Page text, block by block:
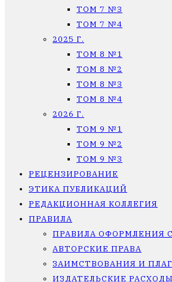
ТОМ 7 №3
ТОМ 7 №4
2025 Г.
ТОМ 8 №1
ТОМ 8 №2
ТОМ 8 №3
ТОМ 8 №4
2026 Г.
ТОМ 9 №1
ТОМ 9 №2
ТОМ 9 №3
РЕЦЕНЗИРОВАНИЕ
ЭТИКА ПУБЛИКАЦИЙ
РЕДАКЦИОННАЯ КОЛЛЕГИЯ
ПРАВИЛА
ПРАВИЛА ОФОРМЛЕНИЯ
АВТОРСКИЕ ПРАВА
ЗАИМСТВОВАНИЯ И
ИЗДАТЕЛЬСКИЕ РАСХОДЫ